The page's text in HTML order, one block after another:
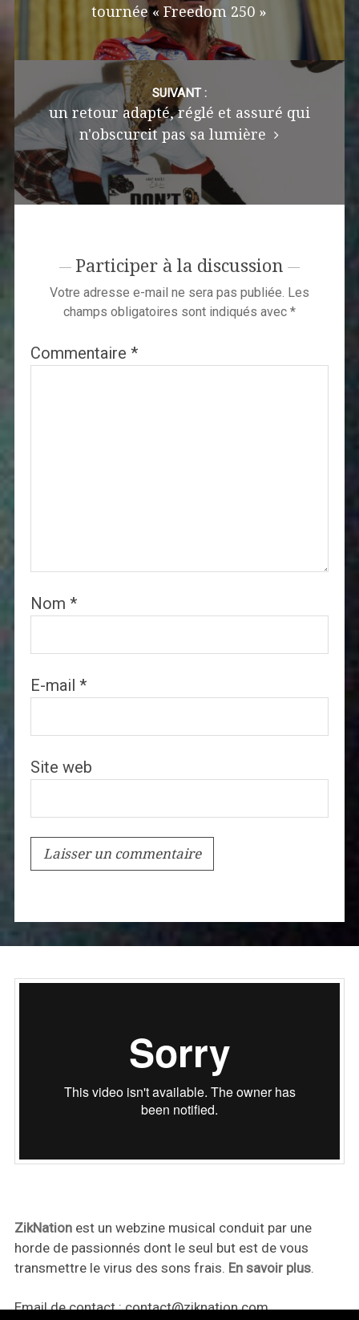
tournée « Freedom 250 »
SUIVANT :
un retour adapté, réglé et assuré qui
n'obscurcit pas sa lumière
Participer à la discussion
Votre adresse e-mail ne sera pas publiée. Les
champs obligatoires sont indiqués avec *
Commentaire *
Nom *
E-mail *
Site web
ZikNationest un webzine musical conduit par une
horde de passionnés dont le seul but est de vous
transmettre le virus des sons frais. En savoir plus.
Email de contact :contact@ziknation.com